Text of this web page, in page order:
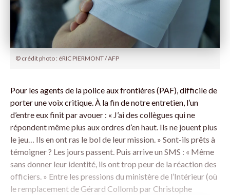
© crédit photo : éRIC PIERMONT / AFP
Pour les agents de la police aux frontières (PAF), difficile de
porter une voix critique. À la fin de notre entretien, l’un
d’entre eux finit par avouer : « J’ai des collègues qui ne
répondent même plus aux ordres d’en haut. Ils ne jouent plus
le jeu… Ils en ont ras le bol de leur mission. » Sont-ils prêts à
témoigner ? Les jours passent. Puis arrive un SMS : « Même
sans donner leur identité, ils ont trop peur de la réaction des
officiers. » Entre les pressions du ministère de l’Intérieur (où
le remplacement de Gérard Collomb par Christophe